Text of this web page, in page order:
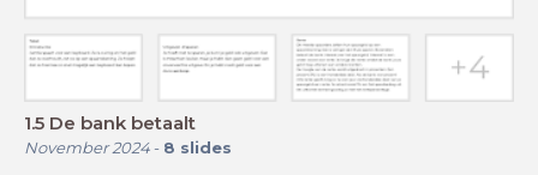
1.5 De bank betaalt
November 2024- 8 slides